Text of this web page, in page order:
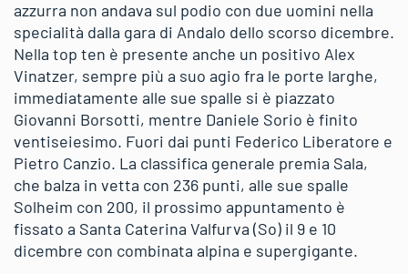
azzurra non andava sul podio con due uomini nella
specialità dalla gara di Andalo dello scorso dicembre.
Nella top ten è presente anche un positivo Alex
Vinatzer, sempre più a suo agio fra le porte larghe,
immediatamente alle sue spalle si è piazzato
Giovanni Borsotti, mentre Daniele Sorio è finito
ventiseiesimo. Fuori dai punti Federico Liberatore e
Pietro Canzio. La classifica generale premia Sala,
che balza in vetta con 236 punti, alle sue spalle
Solheim con 200, il prossimo appuntamento è
fissato a Santa Caterina Valfurva (So) il 9 e 10
dicembre con combinata alpina e supergigante.